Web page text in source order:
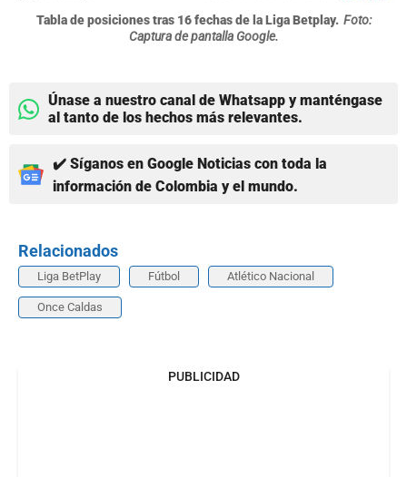
Tabla de posiciones tras 16 fechas de la Liga Betplay. Foto:
Captura de pantalla Google.
Únase a nuestro canal de Whatsapp y manténgase
al tanto de los hechos más relevantes.
✔️ Síganos en Google Noticias con toda la
información de Colombia y el mundo.
Relacionados
Liga BetPlay Fútbol Atlético Nacional
Once Caldas
PUBLICIDAD